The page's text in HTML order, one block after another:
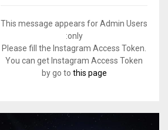
This message appears for Admin Users
only:
Please fill the Instagram Access Token.
You can get Instagram Access Token
by go to this page